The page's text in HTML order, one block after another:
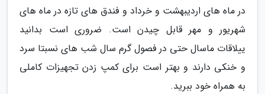
در ماه های اردیبهشت و خرداد و فندق های تازه در ماه های
شهریور و مهر قابل چیدن است. ضروری است بدانید
ییلاقات ماسال حتی در فصول گرم سال شب های نسبتا سرد
و خنکی دارند و بهتر است برای کمپ زدن تجهیزات کاملی
به همراه خود ببرید.